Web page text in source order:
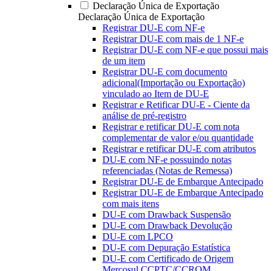
Declaração Única de Exportação
Declaração Única de Exportação
Registrar DU-E com NF-e
Registrar DU-E com mais de 1 NF-e
Registrar DU-E com NF-e que possui mais
de um item
Registrar DU-E com documento
adicional(Importação ou Exportação)
vinculado ao Item de DU-E
Registrar e Retificar DU-E - Ciente da
análise de pré-registro
Registrar e retificar DU-E com nota
complementar de valor e/ou quantidade
Registrar e retificar DU-E com atributos
DU-E com NF-e possuindo notas
referenciadas (Notas de Remessa)
Registrar DU-E de Embarque Antecipado
Registrar DU-E de Embarque Antecipado
com mais itens
DU-E com Drawback Suspensão
DU-E com Drawback Devolução
DU-E com LPCO
DU-E com Depuração Estatística
DU-E com Certificado de Origem